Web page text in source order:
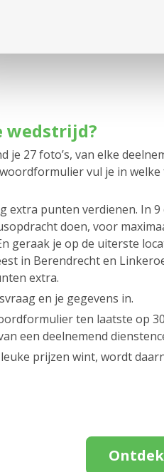
wedstrijd?
je 27 foto’s, van elke
vul je in
extra punten verdienen. In
doen, voor
geraak je op de uiterste
in Berendrecht en
extra.
en je gegevens in.
ten laatste op
een deelnemend
leuke prijzen wint, wordt